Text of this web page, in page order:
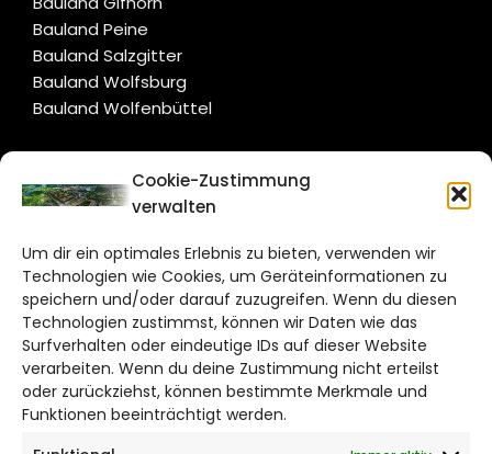
Cookie-Zustimmung
verwalten
Um dir ein optimales Erlebnis zu bieten, verwenden wir
Technologien wie Cookies, um Geräteinformationen zu
speichern und/oder darauf zuzugreifen. Wenn du diesen
Technologien zustimmst, können wir Daten wie das
Surfverhalten oder eindeutige IDs auf dieser Website
verarbeiten. Wenn du deine Zustimmung nicht erteilst
oder zurückziehst, können bestimmte Merkmale und
Funktionen beeinträchtigt werden.
Bauland Peine
Bauland Salzgitter
Bauland Wolfsburg
Bauland Wolfenbüttel
CITYLIFE!
Bruchtorwall 12
38100 Braunschweig
Telefon: 0531 387220 – 65
DAS STADTMAGAZIN FÜR
SALZGITTER